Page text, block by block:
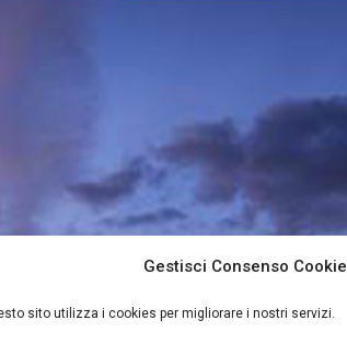
Gestisci Consenso Cookie
sito utilizza i cookies per migliorare i nostri servizi.